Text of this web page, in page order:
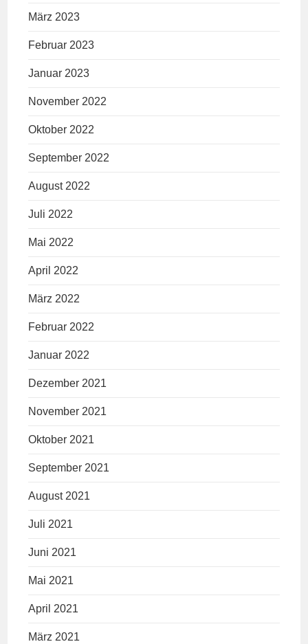
März 2023
Februar 2023
Januar 2023
November 2022
Oktober 2022
September 2022
August 2022
Juli 2022
Mai 2022
April 2022
März 2022
Februar 2022
Januar 2022
Dezember 2021
November 2021
Oktober 2021
September 2021
August 2021
Juli 2021
Juni 2021
Mai 2021
April 2021
März 2021